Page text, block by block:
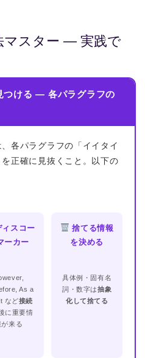
マスター — 実践で
つける — 各パラグラフの
各パラグラフの「イイタイ
正確に見抜くこと。以下の
ィスコー
ーカー
As a
など接続
に重要情
が来る
捨てる情報
を決める
具体例・固有名
詞・数字は抽象
化して捨てる